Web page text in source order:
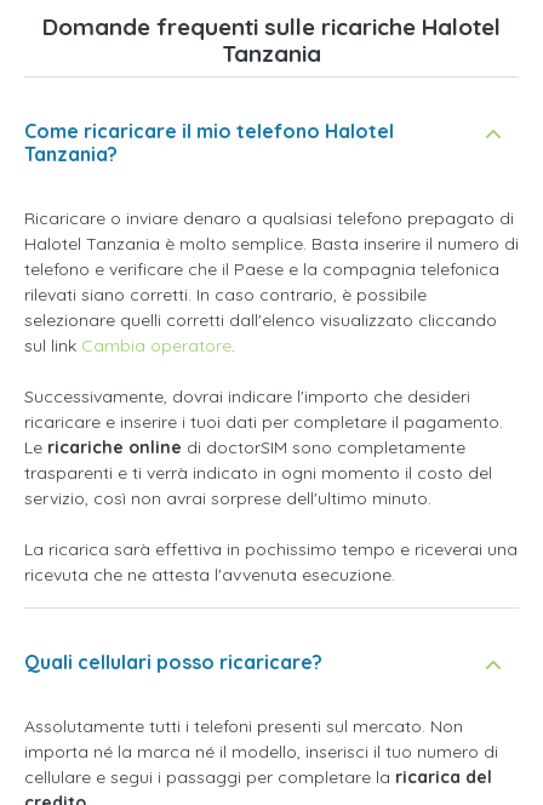
Domande frequenti sulle ricariche Halotel
Tanzania
Come ricaricare il mio telefono Halotel
Tanzania?
Ricaricare o inviare denaro a qualsiasi telefono prepagato di
Halotel Tanzania è molto semplice. Basta inserire il numero di
telefono e verificare che il Paese e la compagnia telefonica
rilevati siano corretti. In caso contrario, è possibile
selezionare quelli corretti dall'elenco visualizzato cliccando
sul link Cambia operatore.
Successivamente, dovrai indicare l'importo che desideri
ricaricare e inserire i tuoi dati per completare il pagamento.
Le ricariche online di doctorSIM sono completamente
trasparenti e ti verrà indicato in ogni momento il costo del
servizio, così non avrai sorprese dell'ultimo minuto.
La ricarica sarà effettiva in pochissimo tempo e riceverai una
ricevuta che ne attesta l'avvenuta esecuzione.
Quali cellulari posso ricaricare?
Assolutamente tutti i telefoni presenti sul mercato. Non
importa né la marca né il modello, inserisci il tuo numero di
cellulare e segui i passaggi per completare la ricarica del